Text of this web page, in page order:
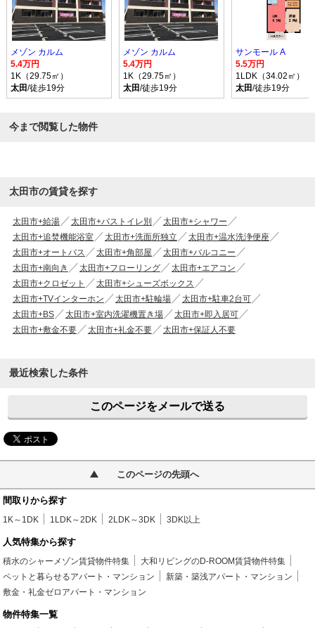
メゾン カルム
5.4万円
1K（29.75㎡）
太田/徒歩19分
メゾン カルム
5.4万円
1K（29.75㎡）
太田/徒歩19分
サンモール A
5.5万円
1LDK（34.02㎡）
太田/徒歩19分
今まで閲覧した物件
太田市の賃貸を探す
太田市+給湯 太田市+バストイレ別
太田市+シャワー
太田市+追焚機能浴室
太田市+洗面所独立
太田市+温水洗浄便座
太田市+オートバス
太田市+角部屋
太田市+バルコニー
太田市+南向き
太田市+フローリング
太田市+エアコン
太田市+クロゼット
太田市+シューズボックス
太田市+TVインターホン
太田市+駐輪場
太田市+駐車2台可
太田市+BS
太田市+室内洗濯機置き場
太田市+即入居可
太田市+敷金不要
太田市+礼金不要 太田市+保証人不要
最近検索した条件
このページをメールで送る
このページの先頭へ
間取りから探す
1K～1DK 1LDK～2DK 2LDK～3DK 3DK以上
人気特集から探す
積水のシャーメゾン賃貸物件特集
大和リビングのD-ROOM賃貸物件特集
ペットと暮らせるアパート・マンション
新築・築浅アパート・マンション
敷金・礼金ゼロアパート・マンション
物件特集一覧